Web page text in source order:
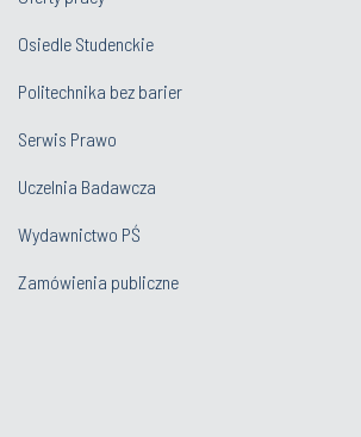
Osiedle Studenckie
Politechnika bez barier
Serwis Prawo
Uczelnia Badawcza
Wydawnictwo PŚ
Zamówienia publiczne